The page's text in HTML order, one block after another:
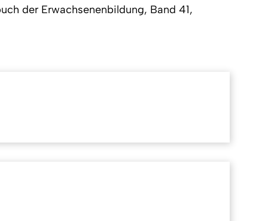
der Erwachsenenbildung, Band 41,